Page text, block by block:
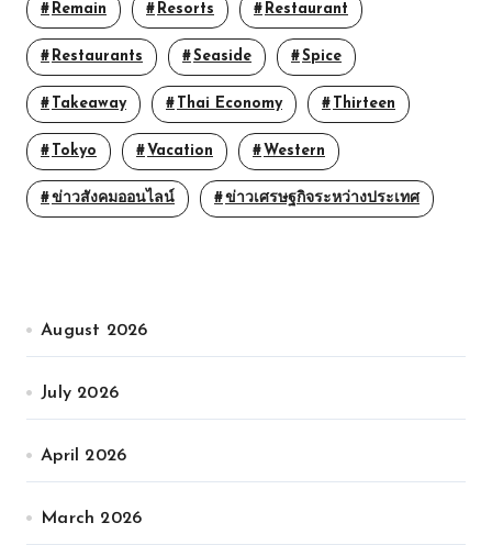
Remain Resorts Restaurant
Restaurants Seaside Spice
Takeaway Thai Economy Thirteen
Tokyo Vacation Western
ข่าวสังคมออนไลน์ ข่าวเศรษฐกิจระหว่างประเทศ
August 2026
July 2026
April 2026
March 2026